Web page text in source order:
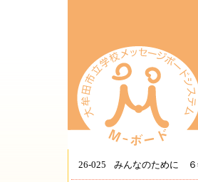
26-025 みんなのために ６